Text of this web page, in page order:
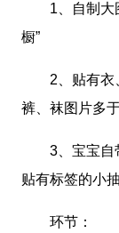
1、自制大图
橱”
2、贴有衣、
裤、袜图片多
3、宝宝自带
贴有标签的小抽
环节：